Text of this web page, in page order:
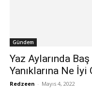
Gündem
Yaz Aylarında
Yanıklarına Ne İyi
Redzeen - Mayıs 4, 2022